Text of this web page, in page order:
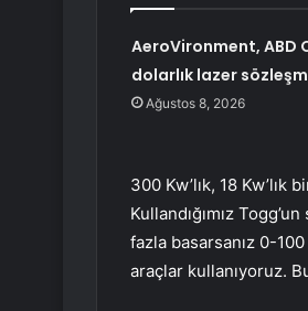
AeroVironment, ABD
dolarlık lazer
Ağustos 8, 2026
300 Kw’lık, 18
Kullandığımız
fazla basarsanız 0-
araçlar kullanıyoruz.